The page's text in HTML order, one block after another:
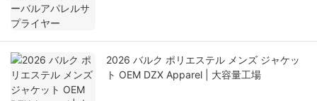
2026 バルク ポリエステル メンズ ジャケッ
ト OEM DZX Apparel | 大容量工場